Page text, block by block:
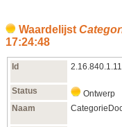
Waardelijst
17:24:48
Id
Status
Ontwerp
Naam